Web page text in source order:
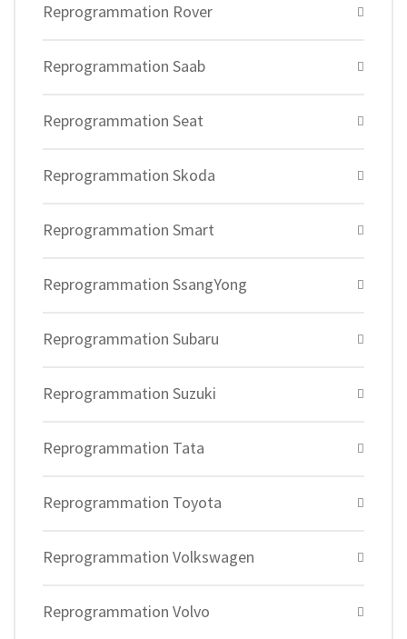
Reprogrammation Rover
Reprogrammation Saab
Reprogrammation Seat
Reprogrammation Skoda
Reprogrammation Smart
Reprogrammation SsangYong
Reprogrammation Subaru
Reprogrammation Suzuki
Reprogrammation Tata
Reprogrammation Toyota
Reprogrammation Volkswagen
Reprogrammation Volvo